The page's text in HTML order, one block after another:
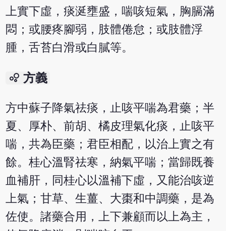
上實下虛，痰涎壅盛，喘咳短氣，胸膈滿
悶；或腰疼腳弱，肢體倦怠；或肢體浮
腫，舌苔白滑或白膩等。
bubble_chart 方義
方中蘇子降氣祛痰，止咳平喘為君藥；半
夏、厚朴、前胡、橘皮理氣化痰，止咳平
喘，共為臣藥；君臣相配，以治上實之有
餘。桂心溫腎祛寒，納氣平喘；當歸既養
血補肝，同桂心以溫補下虛，又能治咳逆
上氣；甘草、生薑、大棗和中調藥，是為
佐使。諸藥合用，上下兼顧而以上為主，